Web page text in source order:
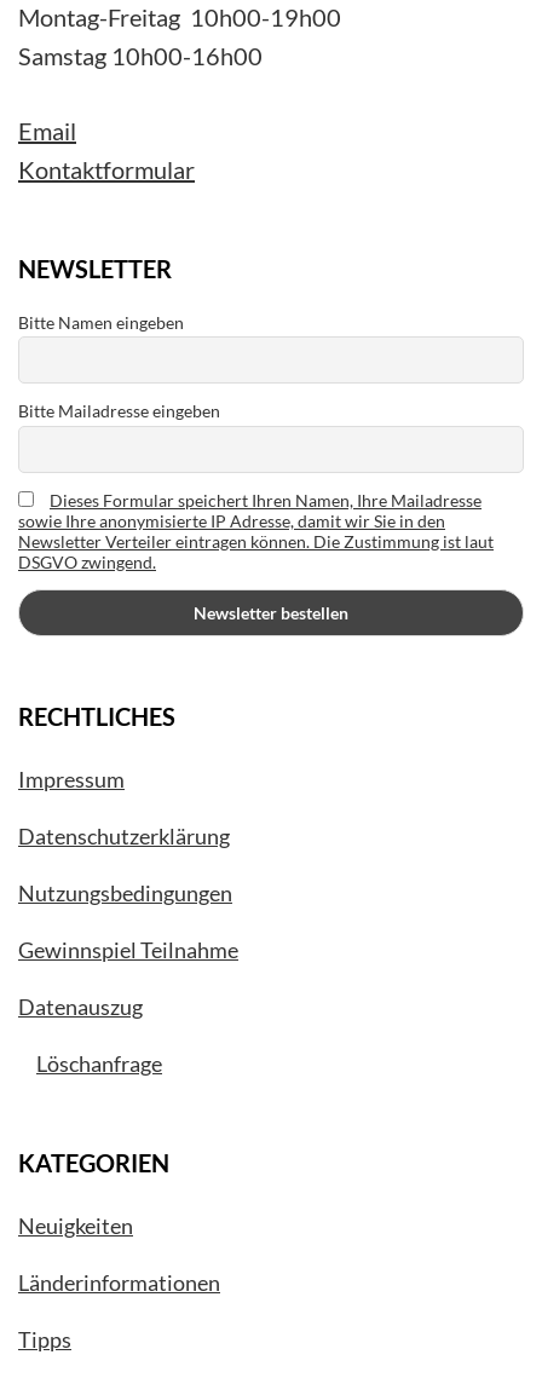
Montag-Freitag 10h00-19h00
Samstag 10h00-16h00
Email
Kontaktformular
NEWSLETTER
Bitte Namen eingeben
Bitte Mailadresse eingeben
Dieses Formular speichert Ihren Namen, Ihre Mailadresse
sowie Ihre anonymisierte IP Adresse, damit wir Sie in den
Newsletter Verteiler eintragen können. Die Zustimmung ist laut
DSGVO zwingend.
RECHTLICHES
Impressum
Datenschutzerklärung
Nutzungsbedingungen
Gewinnspiel Teilnahme
Datenauszug
Löschanfrage
KATEGORIEN
Neuigkeiten
Länderinformationen
Tipps